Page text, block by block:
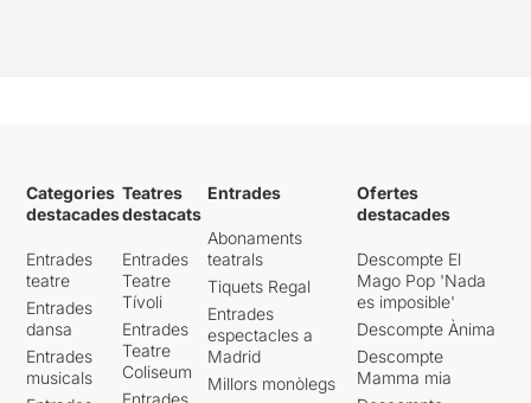
Categories
destacades
Entrades
teatre
Entrades
dansa
Entrades
musicals
Teatres
destacats
Entrades
Teatre
Tívoli
Entrades
Teatre
Coliseum
Entrades
Entrades
Abonaments
teatrals
Tiquets Regal
Entrades
espectacles a
Madrid
Millors monòlegs
Ofertes
destacades
Descompte El
Mago Pop 'Nada
es imposible'
Descompte Ànima
Descompte
Mamma mia